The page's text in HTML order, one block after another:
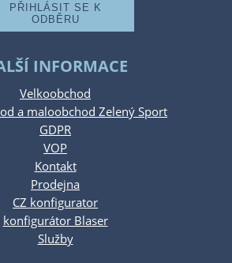
INFORMACE
Velkoobchod
a maloobchod Zelený Sport
GDPR
VOP
Kontakt
Prodejna
CZ konfigurator
konfigurátor Blaser
Služby